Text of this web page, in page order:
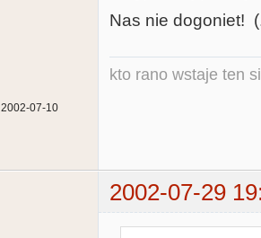
2002-07-10
Nas nie dogoniet!
kto rano wstaje ten
2002-07-29